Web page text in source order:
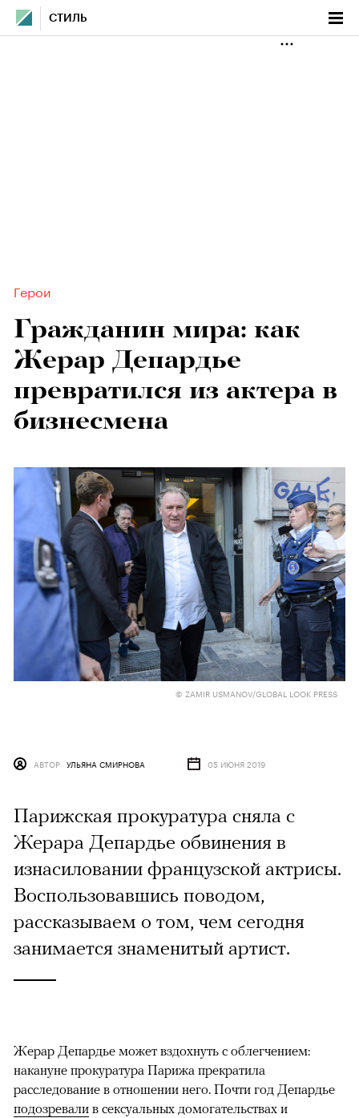
СТИЛЬ
Герои
Гражданин мира: как
Жерар Депардье
превратился из актера в
бизнесмена
© ZAMIR USMANOV/GLOBAL LOOK PRESS
АВТОР УЛЬЯНА СМИРНОВА 05 ИЮНЯ 2019
Парижская прокуратура сняла с
Жерара Депардье обвинения в
изнасиловании французской актрисы.
Воспользовавшись поводом,
рассказываем о том, чем сегодня
занимается знаменитый артист.
Жерар Депардье может вздохнуть с облегчением:
накануне прокуратура Парижа прекратила
расследование в отношении него. Почти год Депардье
подозревали в сексуальных домогательствах и